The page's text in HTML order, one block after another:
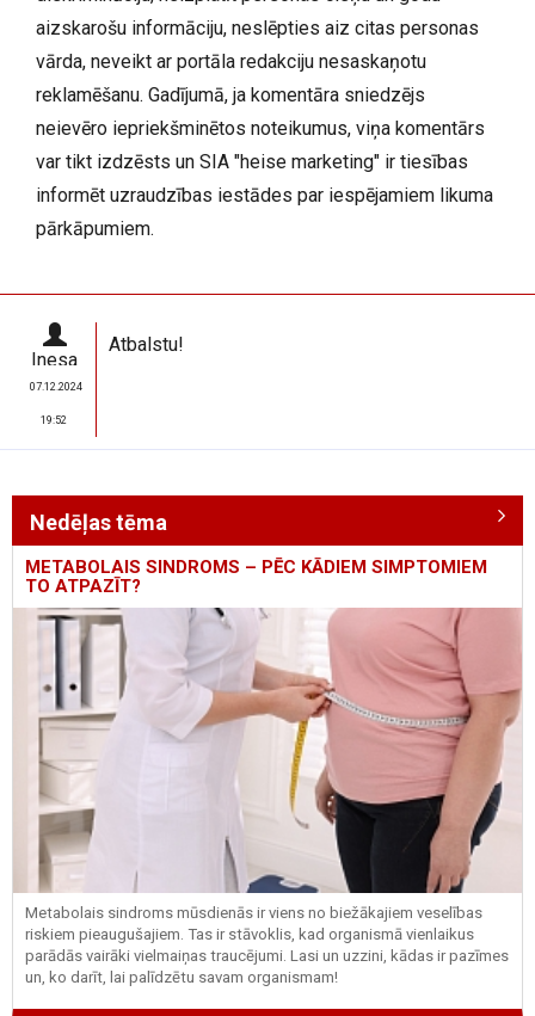
aizskarošu informāciju, neslēpties aiz citas personas
vārda, neveikt ar portāla redakciju nesaskaņotu
reklamēšanu. Gadījumā, ja komentāra sniedzējs
neievēro iepriekšminētos noteikumus, viņa komentārs
var tikt izdzēsts un SIA "heise marketing" ir tiesības
informēt uzraudzības iestādes par iespējamiem likuma
pārkāpumiem.
Inesa
07.12.2024
19:52
Atbalstu!
Nedēļas tēma
METABOLAIS SINDROMS – PĒC KĀDIEM SIMPTOMIEM
TO ATPAZĪT?
Metabolais sindroms mūsdienās ir viens no biežākajiem veselības
riskiem pieaugušajiem. Tas ir stāvoklis, kad organismā vienlaikus
parādās vairāki vielmaiņas traucējumi. Lasi un uzzini, kādas ir pazīmes
un, ko darīt, lai palīdzētu savam organismam!